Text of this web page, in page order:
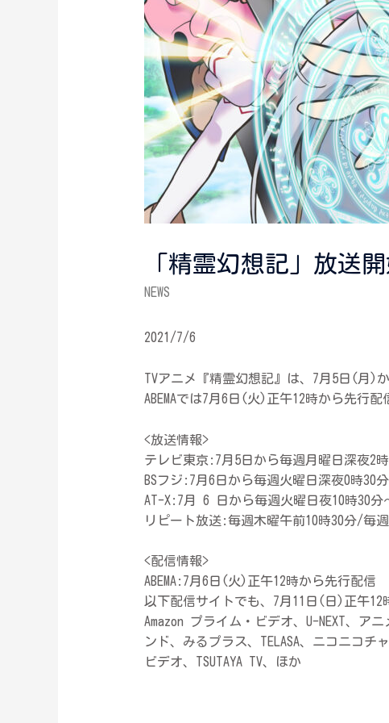
「精霊幻想記」放送
NEWS
2021/7/6
TVアニメ『精霊幻想記』は、7月5日(月)
ABEMAでは7月6日(火)正午12時から先行
<放送情報>
テレビ東京:7月5日から毎週月曜日深夜2
BSフジ:7月6日から毎週火曜日深夜0時30
AT-X:7月 6 日から毎週火曜日夜10時30分
リピート放送:毎週木曜午前10時30分/毎
<配信情報>
ABEMA:7月6日(火)正午12時から先行配信
以下配信サイトでも、7月11日(日)正午12
Amazon プライム・ビデオ、U-NEXT、ア
ンド、みるプラス、TELASA、ニコニコチ
ビデオ、TSUTAYA TV、ほか